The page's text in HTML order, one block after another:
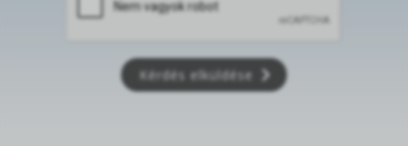
Kérdés elküldése